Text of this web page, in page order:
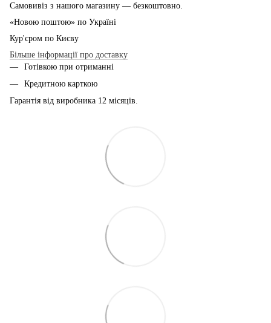
Самовивіз з нашого магазину — безкоштовно.
«Новою поштою» по Україні
Кур'єром по Києву
Більше інформації про доставку
Готівкою при отриманні
Кредитною карткою
Гарантія від виробника 12 місяців.